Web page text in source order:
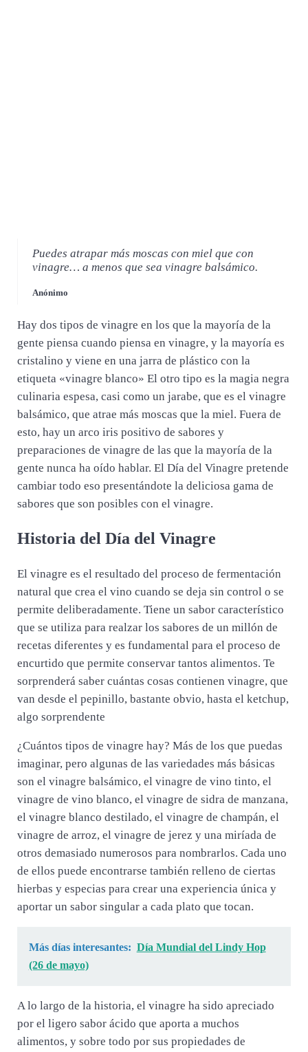
Puedes atrapar más moscas con miel que con
vinagre… a menos que sea vinagre balsámico.
Anónimo
Hay dos tipos de vinagre en los que la mayoría de la
gente piensa cuando piensa en vinagre, y la mayoría es
cristalino y viene en una jarra de plástico con la
etiqueta «vinagre blanco» El otro tipo es la magia negra
culinaria espesa, casi como un jarabe, que es el vinagre
balsámico, que atrae más moscas que la miel. Fuera de
esto, hay un arco iris positivo de sabores y
preparaciones de vinagre de las que la mayoría de la
gente nunca ha oído hablar. El Día del Vinagre pretende
cambiar todo eso presentándote la deliciosa gama de
sabores que son posibles con el vinagre.
Historia del Día del Vinagre
El vinagre es el resultado del proceso de fermentación
natural que crea el vino cuando se deja sin control o se
permite deliberadamente. Tiene un sabor característico
que se utiliza para realzar los sabores de un millón de
recetas diferentes y es fundamental para el proceso de
encurtido que permite conservar tantos alimentos. Te
sorprenderá saber cuántas cosas contienen vinagre, que
van desde el pepinillo, bastante obvio, hasta el ketchup,
algo sorprendente
¿Cuántos tipos de vinagre hay? Más de los que puedas
imaginar, pero algunas de las variedades más básicas
son el vinagre balsámico, el vinagre de vino tinto, el
vinagre de vino blanco, el vinagre de sidra de manzana,
el vinagre blanco destilado, el vinagre de champán, el
vinagre de arroz, el vinagre de jerez y una miríada de
otros demasiado numerosos para nombrarlos. Cada uno
de ellos puede encontrarse también relleno de ciertas
hierbas y especias para crear una experiencia única y
aportar un sabor singular a cada plato que tocan.
Más días interesantes: Día Mundial del Lindy Hop
(26 de mayo)
A lo largo de la historia, el vinagre ha sido apreciado
por el ligero sabor ácido que aporta a muchos
alimentos, y sobre todo por sus propiedades de